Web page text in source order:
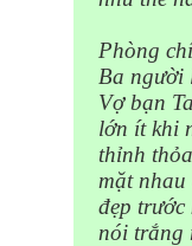
Phòng
Ba người
Vợ bạn
lớn ít khi
thỉnh
mặt
đẹp
nói trắng